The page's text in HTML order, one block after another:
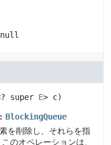
null
super E> c)
BlockingQueue
を削除し、それらを指
このオペレーションは、